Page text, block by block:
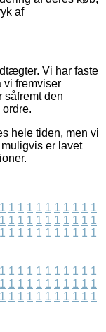
af
Vi har faste
vi fremviser
såfremt den
hele tiden, men vi
er lavet
1 1 1 1 1 1 1 1 1 1 1
1 1 1 1 1 1 1 1 1 1 1
1 1 1 1 1 1 1 1 1 1 1
1 1 1 1 1 1 1 1 1 1 1
1 1 1 1 1 1 1 1 1 1 1
1 1 1 1 1 1 1 1 1 1 1